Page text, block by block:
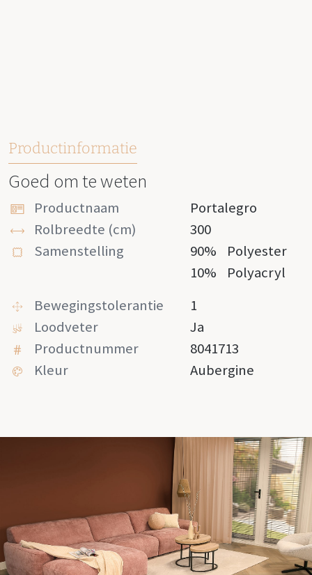
Productinformatie
Goed om te weten
Productnaam
Portalegro
Rolbreedte (cm)
300
Samenstelling
90%
Polyester
10%
Polyacryl
Bewegingstolerantie
1
Loodveter
Ja
Productnummer
8041713
Kleur
Aubergine